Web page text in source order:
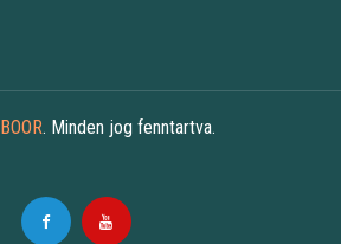
BOOR. Minden jog fenntartva.